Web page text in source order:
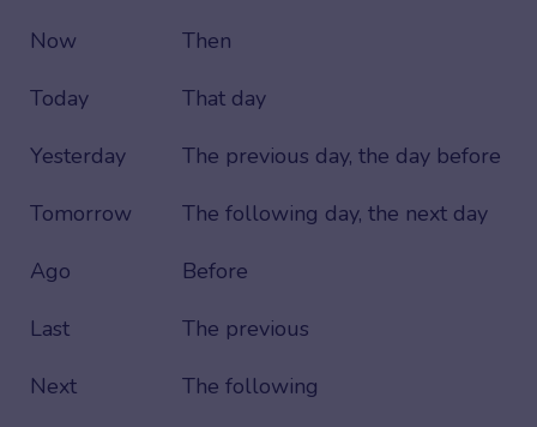
Now
Then
Today
That day
Yesterday
The previous day, the day before
Tomorrow
The following day, the next day
Ago
Before
Last
The previous
Next
The following